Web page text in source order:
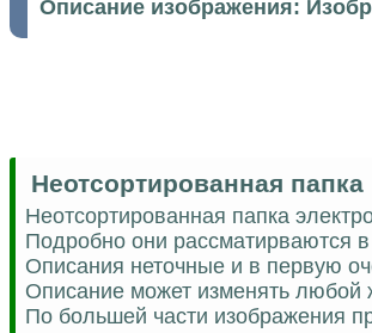
Описание изображения:
Неотсортированная папка
Неотсортированная папка
Подробно они рассматирваются
Описания неточные и в первую
Описание может изменять
По большей части изображения